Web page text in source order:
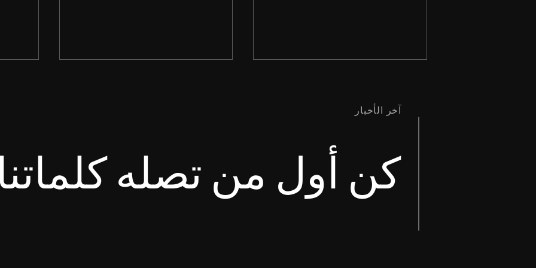
وَإِنَّمَا إِنْ كَانَ أَحَدُكُمْ تُعْوِزُهُ حِكْمَةٌ،
فَلْيَطْلُبْ مِنَ اللهِ الَّذِي يُعْطِي
الْجَمِيعَ بِسَخَاءٍ وَلاَ يُعَيِّرُ، فَسَيُعْطَى
انْتَظِرِ الرَّبَّ. لِيَتَشَدَّدْ وَلْيَتَشَجَّعْ
قَلْبُكَ، وَانْتَظِرِ الرَّبَّ. سفر
لأَنَّ
آخر الأخبار
كن أول من تصله كلماتنا